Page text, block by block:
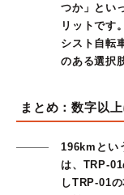
つか」とい
リットです
シスト自転
のある選択
まとめ：数字以
196kmとい
は、TRP-
しTRP-01